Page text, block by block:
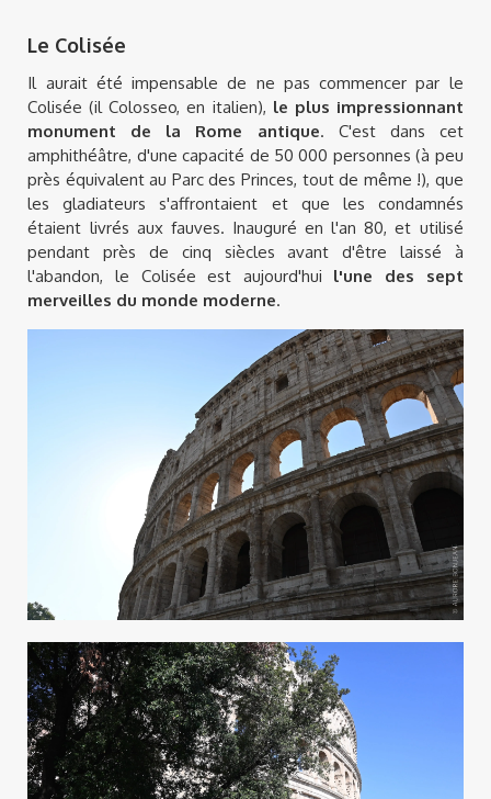
Le Colisée
Il aurait été impensable de ne pas commencer par le
Colisée (il Colosseo, en italien), le plus impressionnant
monument de la Rome antique. C'est dans cet
amphithéâtre, d'une capacité de 50 000 personnes (à peu
près équivalent au Parc des Princes, tout de même !), que
les gladiateurs s'affrontaient et que les condamnés
étaient livrés aux fauves. Inauguré en l'an 80, et utilisé
pendant près de cinq siècles avant d'être laissé à
l'abandon, le Colisée est aujourd'hui l'une des sept
merveilles du monde moderne.